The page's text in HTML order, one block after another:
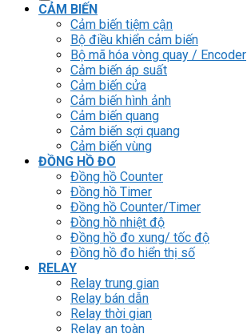
CẢM BIẾN
Cảm biến tiệm cận
Bộ điều khiển cảm biến
Bộ mã hóa vòng quay / Encoder
Cảm biến áp suất
Cảm biến cửa
Cảm biến hình ảnh
Cảm biến quang
Cảm biến sợi quang
Cảm biến vùng
ĐỒNG HỒ ĐO
Đồng hồ Counter
Đồng hồ Timer
Đồng hồ Counter/Timer
Đồng hồ nhiệt độ
Đồng hồ đo xung/ tốc độ
Đồng hồ đo hiển thị số
RELAY
Relay trung gian
Relay bán dẫn
Relay thời gian
Relay an toàn